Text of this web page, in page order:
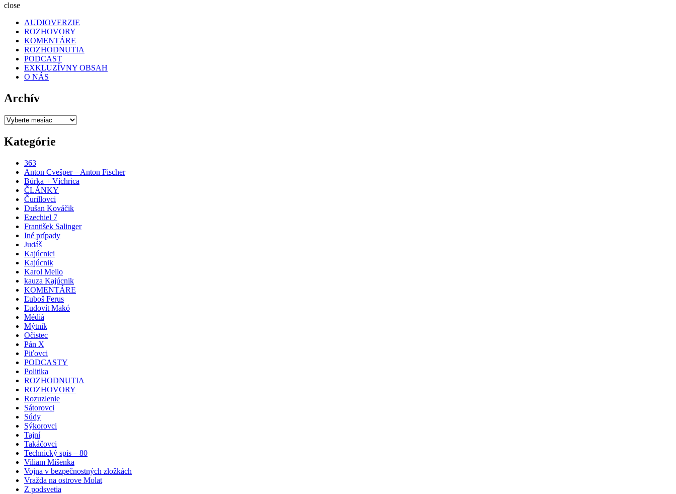
close
AUDIOVERZIE
ROZHOVORY
KOMENTÁRE
ROZHODNUTIA
PODCAST
EXKLUZÍVNY OBSAH
O NÁS
Archív
Archív
Kategórie
363
Anton Cvešper – Anton Fischer
Búrka + Víchrica
ČLÁNKY
Čurillovci
Dušan Kováčik
Ezechiel 7
František Salinger
Iné prípady
Judáš
Kajúcnici
Kajúcnik
Karol Mello
kauza Kajúcnik
KOMENTÁRE
Ľuboš Ferus
Ľudovít Makó
Médiá
Mýtnik
Očistec
Pán X
Piťovci
PODCASTY
Politika
ROZHODNUTIA
ROZHOVORY
Rozuzlenie
Sátorovci
Súdy
Sýkorovci
Tajní
Takáčovci
Technický spis – 80
Viliam Mišenka
Vojna v bezpečnostných zložkách
Vražda na ostrove Molat
Z podsvetia